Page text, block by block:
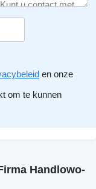
en onze
om te kunnen
Handlowo-